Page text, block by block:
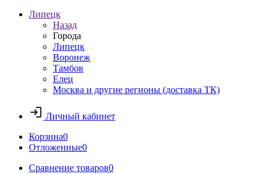
Липецк
Назад
Города
Липецк
Воронеж
Тамбов
Елец
Москва и другие регионы (доставка ТК)
Личный кабинет
Корзина0
Отложенные0
Сравнение товаров0